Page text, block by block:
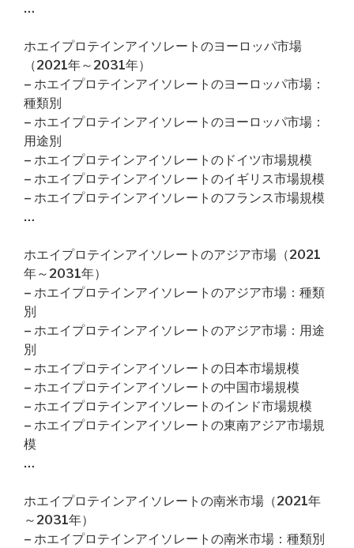
…
ホエイプロテインアイソレートのヨーロッパ市場
（2021年～2031年）
– ホエイプロテインアイソレートのヨーロッパ市場：
種類別
– ホエイプロテインアイソレートのヨーロッパ市場：
用途別
– ホエイプロテインアイソレートのドイツ市場規模
– ホエイプロテインアイソレートのイギリス市場規模
– ホエイプロテインアイソレートのフランス市場規模
…
ホエイプロテインアイソレートのアジア市場（2021
年～2031年）
– ホエイプロテインアイソレートのアジア市場：種類
別
– ホエイプロテインアイソレートのアジア市場：用途
別
– ホエイプロテインアイソレートの日本市場規模
– ホエイプロテインアイソレートの中国市場規模
– ホエイプロテインアイソレートのインド市場規模
– ホエイプロテインアイソレートの東南アジア市場規
模
…
ホエイプロテインアイソレートの南米市場（2021年
～2031年）
– ホエイプロテインアイソレートの南米市場：種類別